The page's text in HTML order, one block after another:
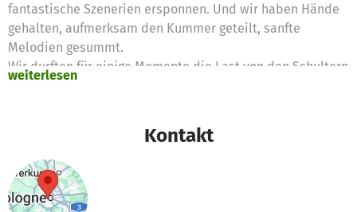
fantastische Szenerien ersponnen. Und wir haben Hände
gehalten, aufmerksam den Kummer geteilt, sanfte
Melodien gesummt.
Wir durften für einige Momente die Last von den Schultern
das ist seit 30 Jahren unsere Mission.
Danke, dass Ihr und dabei unterstützt!
weiterlesen
Kontakt